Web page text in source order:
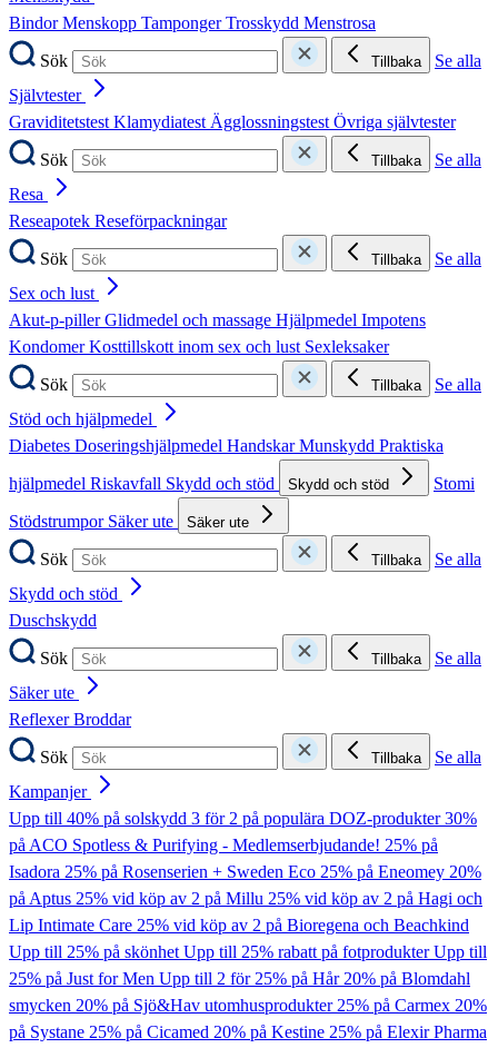
BindorMenskopp TampongerTrosskydd Menstrosa
Sök
Tillbaka
Se alla
Självtester
GraviditetstestKlamydiatestÄgglossningstestÖvriga självtester
Sök
Tillbaka
Se alla
Resa
Reseapotek Reseförpackningar
Sök
Tillbaka
Se alla
Sex och lust
Akut-p-pillerGlidmedel och massage Hjälpmedel Impotens
KondomerKosttillskott inom sex och lust Sexleksaker
Sök
Tillbaka
Se alla
Stöd och hjälpmedel
Diabetes Doseringshjälpmedel HandskarMunskydd Praktiska
hjälpmedel Riskavfall Skydd och stöd Skydd och stöd
Stomi
Stödstrumpor Säker ute Säker ute
Sök Tillbaka
Se alla
Skydd och stöd
Duschskydd
Sök
Tillbaka
Se alla
Säker ute
ReflexerBroddar
Sök
Tillbaka
Se alla
Kampanjer
Upp till 40% på solskydd 3 för 2 på populära DOZ-produkter30%
på ACO Spotless & Purifying - Medlemserbjudande! 25% på
Isadora 25% på Rosenserien + Sweden Eco 25% på Eneomey 20%
på Aptus 25% vid köp av 2 på Millu 25% vid köp av 2 på Hagi och
Lip Intimate Care 25% vid köp av 2 på Bioregena och Beachkind
Upp till 25% på skönhetUpp till 25% rabatt på fotprodukterUpp till
25% på Just for Men Upp till 2 för 25% på Hår20% på Blomdahl
smycken 20% på Sjö&Hav utomhusprodukter25% på Carmex 20%
på Systane 25% på Cicamed 20% på Kestine 25% på Elexir Pharma